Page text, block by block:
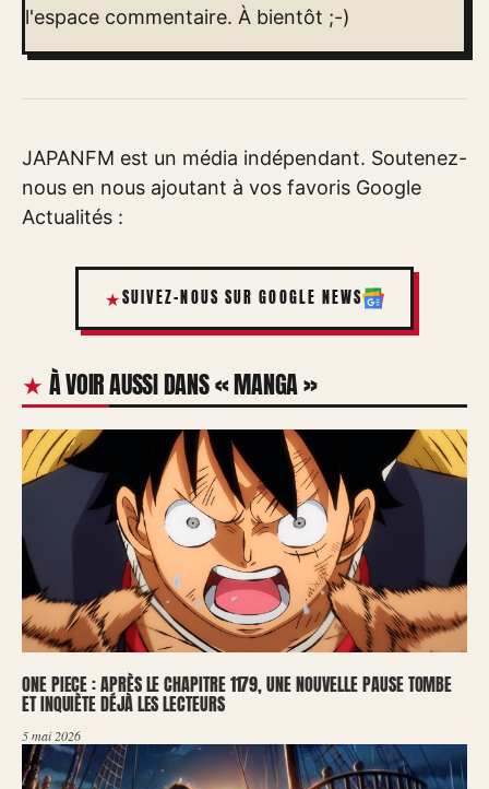
l'espace commentaire. À bientôt ;-)
JAPANFM est un média indépendant. Soutenez-
nous en nous ajoutant à vos favoris Google
Actualités :
SUIVEZ-NOUS SUR GOOGLE NEWS
À VOIR AUSSI DANS « MANGA »
ONE PIECE : APRÈS LE CHAPITRE 1179, UNE NOUVELLE PAUSE TOMBE
ET INQUIÈTE DÉJÀ LES LECTEURS
5 mai 2026